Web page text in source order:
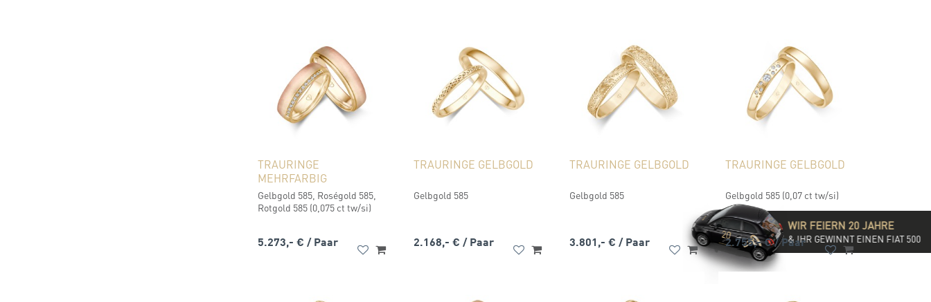
TRAURINGE
MEHRFARBIG
Gelbgold 585, Roségold 585,
Rotgold 585 (0,075 ct tw/si)
5.273,- € / Paar
TRAURINGE GELBGOLD
Gelbgold 585
2.168,- € / Paar
TRAURINGE GELBGOLD
Gelbgold 585
3.801,- € / Paar
TRAURINGE GELBGOLD
Gelbgold 585 (0,07 ct tw/si)
2.755,- €/ Paar
WIR FEIERN 20 JAHRE
& IHR GEWINNT EINEN FIAT 500